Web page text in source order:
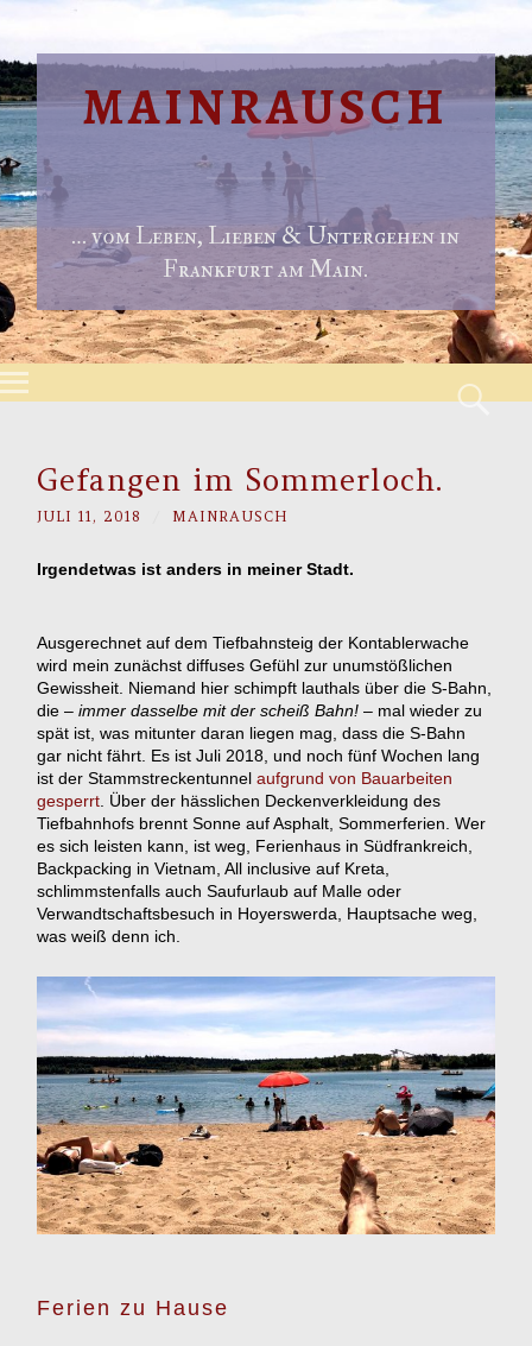
MAINRAUSCH
… vom Leben, Lieben & Untergehen in
Frankfurt am Main.
Menu
Gefangen im Sommerloch.
JULI 11, 2018 MAINRAUSCH
Irgendetwas ist anders in meiner Stadt.
Ausgerechnet auf dem Tiefbahnsteig der Kontablerwache
wird mein zunächst diffuses Gefühl zur unumstößlichen
Gewissheit. Niemand hier schimpft lauthals über die S-Bahn,
die –immer dasselbe mit der scheiß Bahn! – mal wieder zu
spät ist, was mitunter daran liegen mag, dass die S-Bahn
gar nicht fährt. Es ist Juli 2018, und noch fünf Wochen lang
ist der Stammstreckentunnelaufgrund von Bauarbeiten
gesperrt . Über der hässlichen Deckenverkleidung des
Tiefbahnhofs brennt Sonne auf Asphalt, Sommerferien. Wer
es sich leisten kann, ist weg, Ferienhaus in Südfrankreich,
Backpacking in Vietnam, All inclusive auf Kreta,
schlimmstenfalls auch Saufurlaub auf Malle oder
Verwandtschaftsbesuch in Hoyerswerda, Hauptsache weg,
was weiß denn ich.
Ferien zu Hause